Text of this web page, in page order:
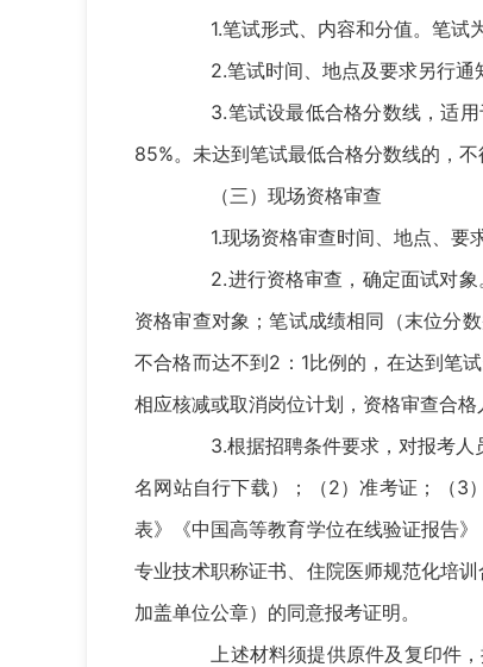
1.笔试形式、内容和分值。笔试为
2.笔试时间、地点及要求另行通
3.笔试设最低合格分数线，适用
85%。未达到笔试最低合格分数线的，不
（三）现场资格审查
1.现场资格审查时间、地点、要求
2.进行资格审查，确定面试对象
资格审查对象；笔试成绩相同（末位分
不合格而达不到2：1比例的，在达到笔
相应核减或取消岗位计划，资格审查合格
3.根据招聘条件要求，对报考人
名网站自行下载）；（2）准考证；（3
表》《中国高等教育学位在线验证报告
专业技术职称证书、住院医师规范化培
加盖单位公章）的同意报考证明。
上述材料须提供原件及复印件，